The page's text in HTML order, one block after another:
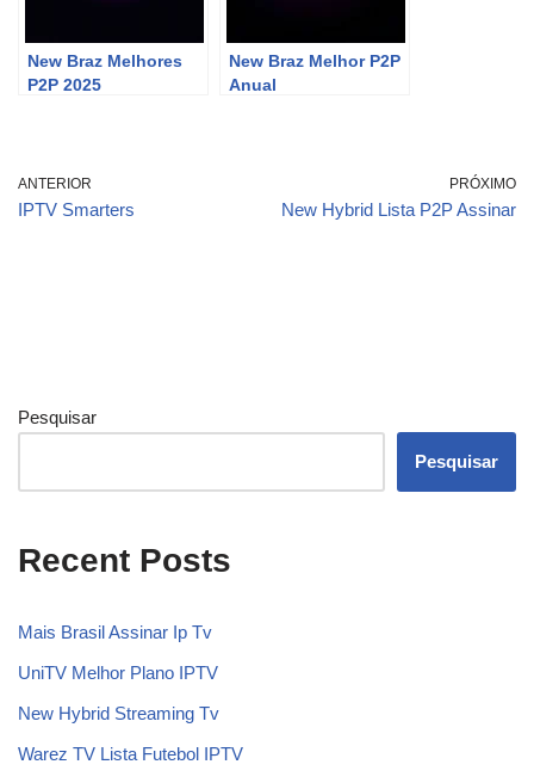
New Braz Melhores
P2P 2025
New Braz Melhor P2P
Anual
ANTERIOR
IPTV Smarters
PRÓXIMO
New Hybrid Lista P2P Assinar
Pesquisar
Pesquisar
Recent Posts
Mais Brasil Assinar Ip Tv
UniTV Melhor Plano IPTV
New Hybrid Streaming Tv
Warez TV Lista Futebol IPTV